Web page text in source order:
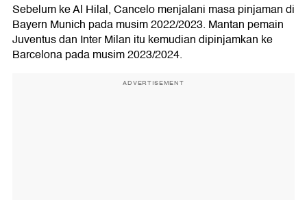
Sebelum ke Al Hilal, Cancelo menjalani masa pinjaman di
Bayern Munich pada musim 2022/2023. Mantan pemain
Juventus dan Inter Milan itu kemudian dipinjamkan ke
Barcelona pada musim 2023/2024.
ADVERTISEMENT